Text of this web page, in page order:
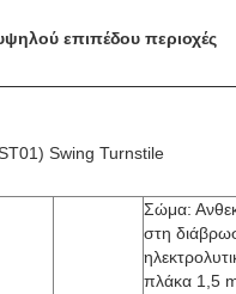
επιπέδου περιοχές
Swing Turnstile
Σώμα:
στη
πλάκα 1,5